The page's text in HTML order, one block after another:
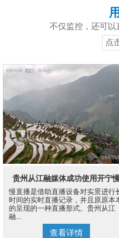
不仅监控，还可以
点
贵州从江融媒体成功使用开宁慢
直播设备案例
慢直播是借助直播设备对实景进行
时间的实时直播记录，并且原原本
的呈现的一种直播形式。贵州从江
融...
查看详情